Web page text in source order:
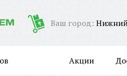
Ваш город:
Акции